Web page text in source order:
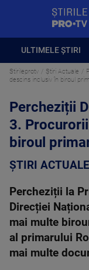
ULTIMELE ȘTIRI
Stirileprotv Știri Actuale
descins inclusiv în biroul
Percheziții
3.
biroul
ȘTIRI ACTUALE
Percheziții la
Direcției
mai multe
al primarului
mai multe